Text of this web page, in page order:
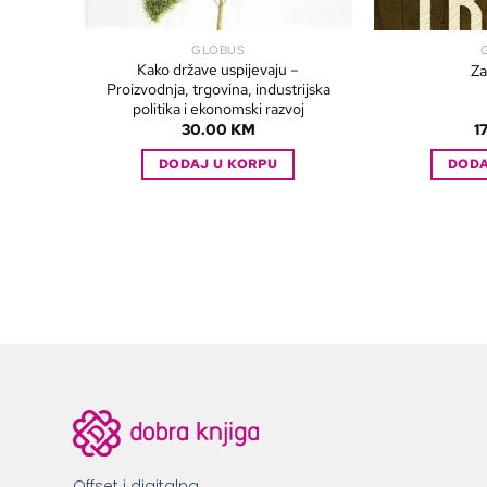
GLOBUS
Kako države uspijevaju –
Proizvodnja, trgovina, industrijska
politika i ekonomski razvoj
30.00 KM
DODAJ U KORPU